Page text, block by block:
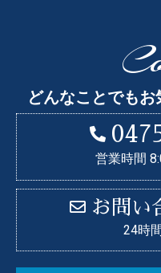
どんなことでもお
営業時間
お問い
24時